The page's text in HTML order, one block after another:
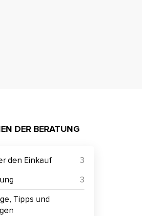
DER BERATUNG
den Einkauf
3
3
Tipps und